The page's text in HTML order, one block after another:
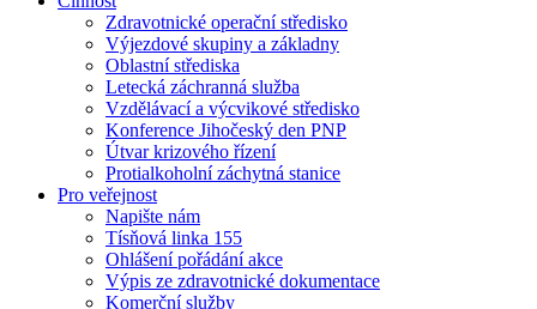
Zdravotnické operační středisko
Výjezdové skupiny a základny
Oblastní střediska
Letecká záchranná služba
Vzdělávací a výcvikové středisko
Konference Jihočeský den PNP
Útvar krizového řízení
Protialkoholní záchytná stanice
Pro veřejnost
Napište nám
Tísňová linka 155
Ohlášení pořádání akce
Výpis ze zdravotnické dokumentace
Komerční služby